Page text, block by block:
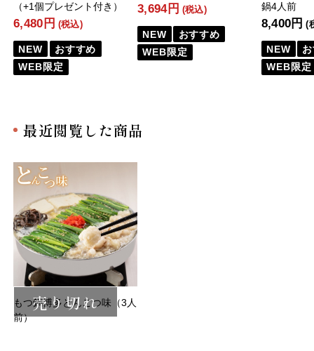
（+1個プレゼント付き）
6,480円 (税込)
NEW
おすすめ
WEB限定
3,694円 (税込)
NEW
おすすめ
WEB限定
鍋4人前
8,400円 (
NEW
WEB限定
最近閲覧した商品
売り切れ
もつ鍋博多とんこつ味（3人
前）